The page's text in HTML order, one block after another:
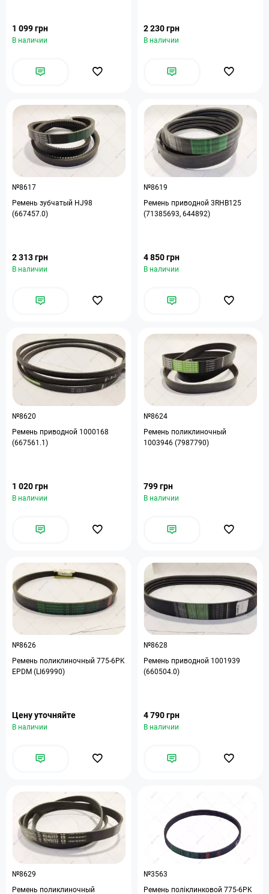
1 099 грн
В наличии
2 230 грн
В наличии
№8617
Ремень зубчатый HJ98
(667457.0)
2 313 грн
В наличии
№8619
Ремень приводной 3RHB125
(71385693, 644892)
4 850 грн
В наличии
№8620
Ремень приводной 1000168
(667561.1)
1 020 грн
В наличии
№8624
Ремень поликлиночный
1003946 (7987790)
799 грн
В наличии
№8626
Ремень поликлиночный 775-6PK
EPDM (LI69990)
Цену уточняйте
В наличии
№8628
Ремень приводной 1001939
(660504.0)
4 790 грн
В наличии
№8629
Ремень поликлиночный
№3563
Ремень поліклинковой 775-6PK